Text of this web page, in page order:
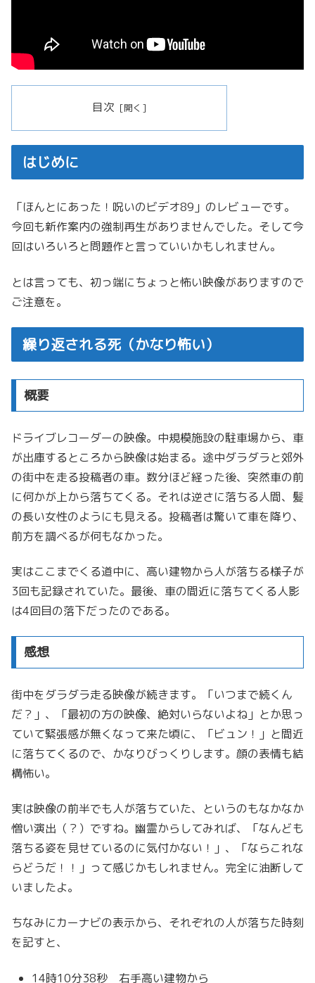
目次
はじめに
「ほんとにあった！呪いのビデオ89」のレビューです。
今回も新作案内の強制再生がありませんでした。そして今
回はいろいろと問題作と言っていいかもしれません。
とは言っても、初っ端にちょっと怖い映像がありますので
ご注意を。
繰り返される死（かなり怖い）
概要
ドライブレコーダーの映像。中規模施設の駐車場から、車
が出庫するところから映像は始まる。途中ダラダラと郊外
の街中を走る投稿者の車。数分ほど経った後、突然車の前
に何かが上から落ちてくる。それは逆さに落ちる人間、髪
の長い女性のようにも見える。投稿者は驚いて車を降り、
前方を調べるが何もなかった。
実はここまでくる道中に、高い建物から人が落ちる様子が
3回も記録されていた。最後、車の間近に落ちてくる人影
は4回目の落下だったのである。
感想
街中をダラダラ走る映像が続きます。「いつまで続くん
だ？」、「最初の方の映像、絶対いらないよね」とか思っ
ていて緊張感が無くなって来た頃に、「ビュン！」と間近
に落ちてくるので、かなりびっくりします。顔の表情も結
構怖い。
実は映像の前半でも人が落ちていた、というのもなかなか
憎い演出（？）ですね。幽霊からしてみれば、「なんども
落ちる姿を見せているのに気付かない！」、「ならこれな
らどうだ！！」って感じかもしれません。完全に油断して
いましたよ。
ちなみにカーナビの表示から、それぞれの人が落ちた時刻
を記すと、
14時10分38秒 右手高い建物から